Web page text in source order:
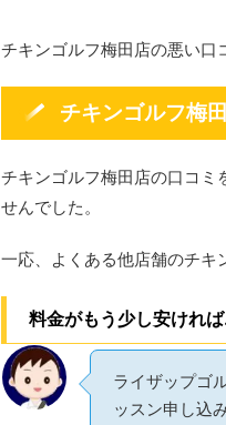
チキンゴルフ梅田店の悪い口
チキンゴルフ梅
チキンゴルフ梅田店の口コミ
せんでした。
一応、よくある他店舗のチキ
料金がもう少し安けれ
ライザップゴ
ッスン申し込